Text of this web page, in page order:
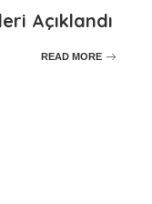
Açıklandı
READ MORE